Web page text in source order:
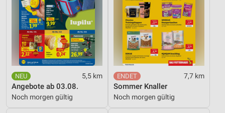
5,5 km
Angebote ab 03.08.
Noch morgen gültig
7,7 km
Sommer Knaller
Noch morgen gültig